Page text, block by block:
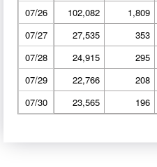
07/26
102,082 1,809
07/27
27,535 353
07/28
24,915 295
07/29
22,766 208
07/30
23,565 196